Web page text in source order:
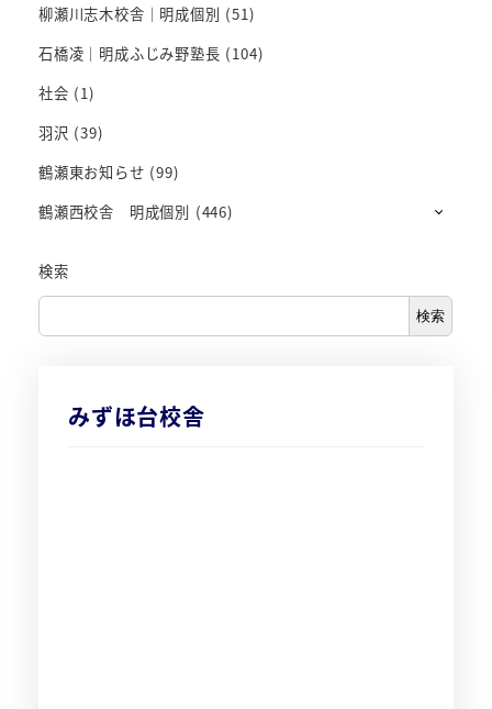
柳瀬川志木校舎｜明成個別 (51)
石橋凌｜明成ふじみ野塾長 (104)
社会 (1)
羽沢 (39)
鶴瀬東お知らせ (99)
鶴瀬西校舎 明成個別 (446)
検索
検索
みずほ台校舎